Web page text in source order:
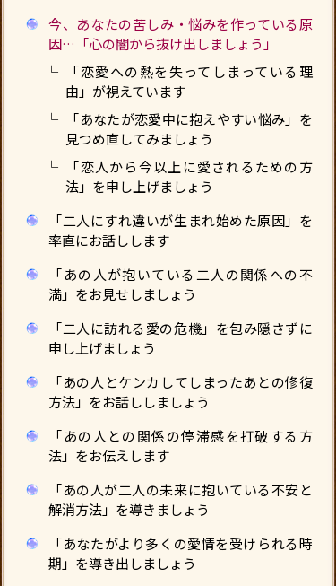
今、あなたの苦しみ・悩みを作っている原
因…「心の闇から抜け出しましょう」
「恋愛への熱を失ってしまっている理
由」が視えています
「あなたが恋愛中に抱えやすい悩み」を
見つめ直してみましょう
「恋人から今以上に愛されるための方
法」を申し上げましょう
「二人にすれ違いが生まれ始めた原因」を
率直にお話しします
「あの人が抱いている二人の関係への不
満」をお見せしましょう
「二人に訪れる愛の危機」を包み隠さずに
申し上げましょう
「あの人とケンカしてしまったあとの修復
方法」をお話ししましょう
「あの人との関係の停滞感を打破する方
法」をお伝えします
「あの人が二人の未来に抱いている不安と
解消方法」を導きましょう
「あなたがより多くの愛情を受けられる時
期」を導き出しましょう